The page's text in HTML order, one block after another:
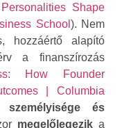
Shape
School ). Nem
hozzáértő alapító
a finanszírozás
How Founder
| Columbia
személyisége és
megelőlegezika